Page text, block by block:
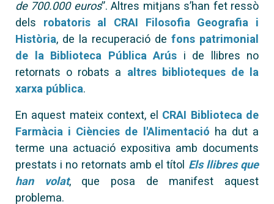
de 700.000 euros”. Altres mitjans s’han fet ressò
dels robatoris al CRAI Filosofia Geografia i
Història, de la recuperació de fons patrimonial
de la Biblioteca Pública Arús i de llibres no
retornats o robats a altres biblioteques de la
xarxa pública.
En aquest mateix context, el CRAI Biblioteca de
Farmàcia i Ciències de l'Alimentació ha dut a
terme una actuació expositiva amb documents
prestats i no retornats amb el títol Els llibres que
han volat, que posa de manifest aquest
problema.